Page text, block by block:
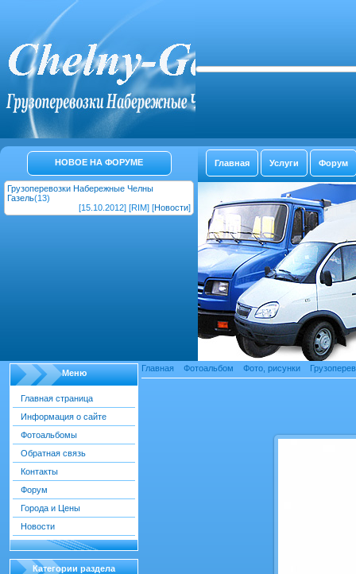
НОВОЕ НА ФОРУМЕ
Грузоперевозки Набережные Челны
Газель(13)
[15.10.2012] [RIM] [Новости]
Главная Услуги Форум
Меню
Главная страница
Информация о сайте
Фотоальбомы
Обратная связь
Контакты
Форум
Города и Цены
Новости
Категории раздела
Главная Фотоальбом Фото, рисунки